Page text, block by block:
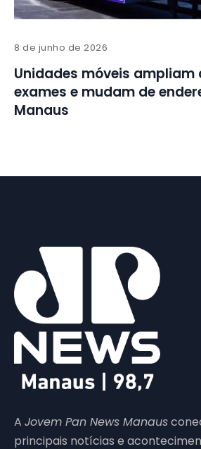
8 de junho de 2026
Unidades móveis ampliam
exames e mudam de
Manaus
A Jovem Pan News Manaus
principais notícias e